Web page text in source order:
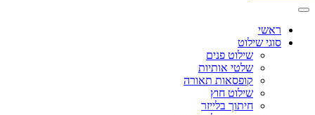
ראשי
סוגי שילוט
שילוט פנים
שלטי אותיות
קופסאות תאורה
שילוט חוץ
חיתוך בלייזר